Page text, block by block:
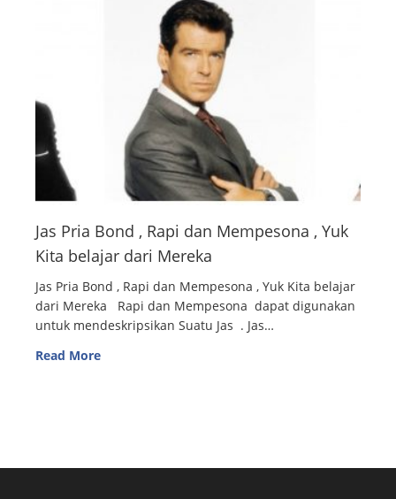
Jas Pria Bond , Rapi dan Mempesona , Yuk
Kita belajar dari Mereka
Jas Pria Bond , Rapi dan Mempesona , Yuk Kita belajar
dari Mereka Rapi dan Mempesona dapat digunakan
untuk mendeskripsikan Suatu Jas . Jas…
Read More